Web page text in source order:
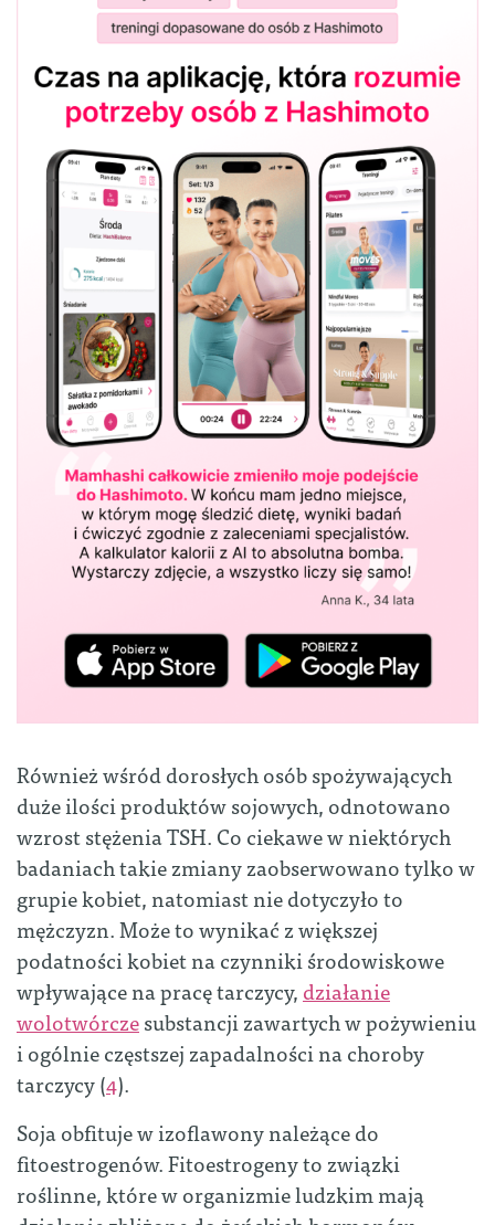
Również wśród dorosłych osób spożywających
duże ilości produktów sojowych, odnotowano
wzrost stężenia TSH. Co ciekawe w niektórych
badaniach takie zmiany zaobserwowano tylko w
grupie kobiet, natomiast nie dotyczyło to
mężczyzn. Może to wynikać z większej
podatności kobiet na czynniki środowiskowe
wpływające na pracę tarczycy,działanie
wolotwórczesubstancji zawartych w pożywieniu
i ogólnie częstszej zapadalności na choroby
tarczycy (4).
Soja obfituje w izoflawony należące do
fitoestrogenów. Fitoestrogeny to związki
roślinne, które w organizmie ludzkim mają